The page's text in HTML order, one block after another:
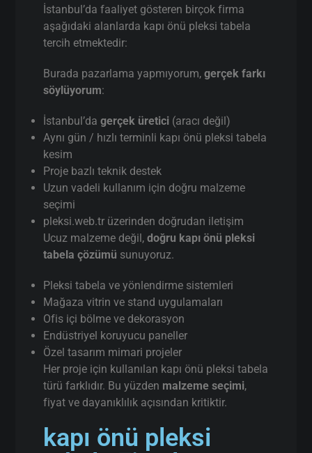
İstanbul’da faaliyet gösteren birçok firma
aşağıdaki alanlarda kapı önü pleksi tabela
tercih etmektedir:
Burada pazarlama yapmıyorum,gerçek farkı
söylüyorum:
İstanbul’dagerçek üretici (aracı değil)
Aynı gün / hızlı terminli kapı önü pleksi tabela
kesim
Proje bazlı teknik destek
Uzun vadeli kullanım için doğru malzeme
seçimi
pleksi.web.tr üzerinden doğrudan iletişim
Ucuz malzeme değil,doğru kapı önü pleksi
tabela çözümü sunuyoruz.
Pleksi tabela ve yönlendirme sistemleri
Mağaza vitrin ve stand uygulamaları
Ofis içi bölme ve dekorasyon
Endüstriyel koruyucu paneller
Özel tasarım mimari projeler
Her proje için kullanılan kapı önü pleksi tabela
türü farklıdır. Bu yüzden malzeme seçimi,
fiyat ve dayanıklılık açısından kritiktir.
kapı önü pleksi